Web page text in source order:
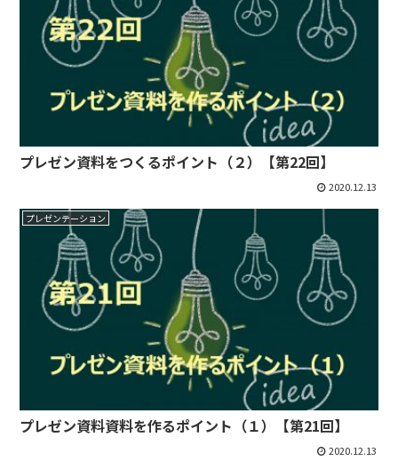
プレゼン資料をつくるポイント（２）【第22回】
2020.12.13
プレゼンテーション
プレゼン資料資料を作るポイント（１）【第21回】
2020.12.13